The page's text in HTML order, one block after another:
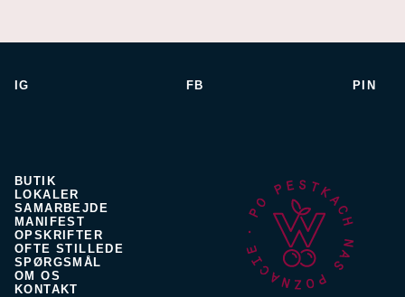
IG FB PIN
BUTIK
LOKALER
SAMARBEJDE
MANIFEST
OPSKRIFTER
OFTE STILLEDE
SPØRGSMÅL
OM OS
KONTAKT